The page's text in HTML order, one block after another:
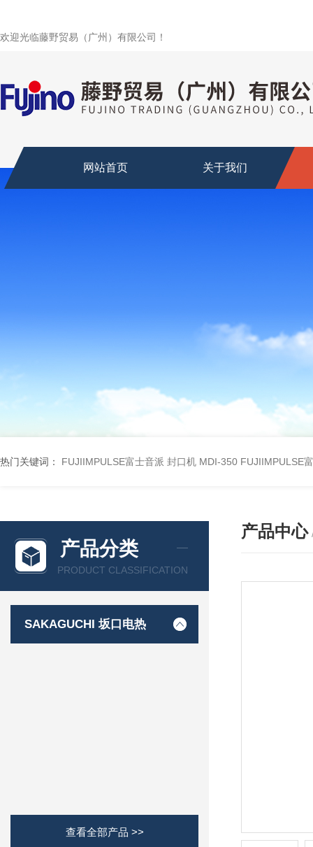
欢迎光临藤野贸易（广州）有限公司！
网站首页 关于我们
热门关键词： FUJIIMPULSE富士音派 封口机 MDI-350 FUJIIMPULSE
产品分类
PRODUCT CLASSIFICATION
SAKAGUCHI 坂口电热
查看全部产品 >>
产品中心